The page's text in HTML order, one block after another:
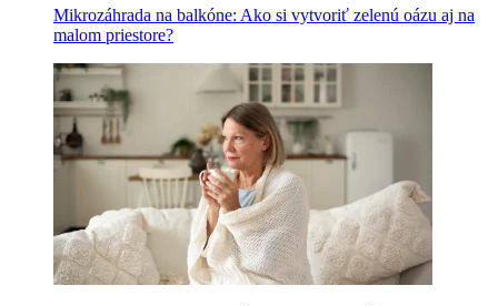
Mikrozáhrada na balkóne: Ako si vytvoriť zelenú oázu aj na
malom priestore?